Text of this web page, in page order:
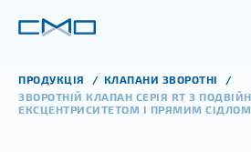
ПРОДУКЦІЯ
КЛАПАНИ ЗВОРОТНІ
ЗВОРОТНІЙ КЛАПАН СЕРІЯ RT З
ЕКСЦЕНТРИСИТЕТОМ І ПРЯМИМ СІДЛОМ